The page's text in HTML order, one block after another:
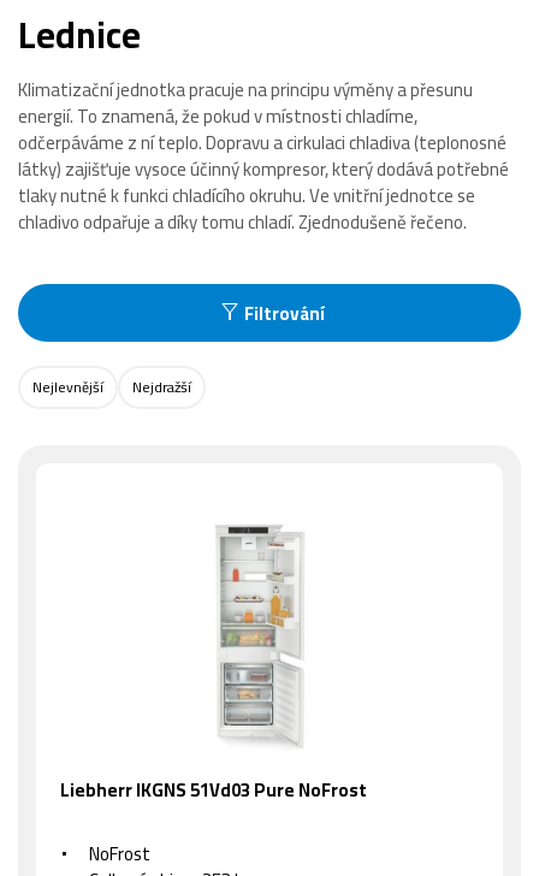
Lednice
Klimatizační jednotka pracuje na principu výměny a přesunu
energií. To znamená, že pokud v místnosti chladíme,
odčerpáváme z ní teplo. Dopravu a cirkulaci chladiva (teplonosné
látky) zajišťuje vysoce účinný kompresor, který dodává potřebné
tlaky nutné k funkci chladícího okruhu. Ve vnitřní jednotce se
chladivo odpařuje a díky tomu chladí. Zjednodušeně řečeno.
Filtrování
Nejlevnější Nejdražší
Liebherr IKGNS 51Vd03 Pure NoFrost
NoFrost